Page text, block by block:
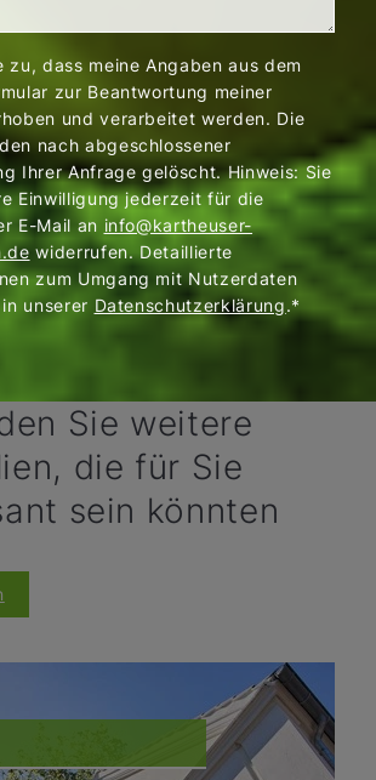
zu, dass meine Angaben aus dem
zur Beantwortung meiner
und verarbeitet werden. Die
nach abgeschlossener
Ihrer Anfrage gelöscht. Hinweis: Sie
Einwilligung jederzeit für die
E-Mail an info@kartheuser-
widerrufen. Detaillierte
zum Umgang mit Nutzerdaten
unserer Datenschutzerklärung.*
Sie weitere
die für Sie
sein könnten